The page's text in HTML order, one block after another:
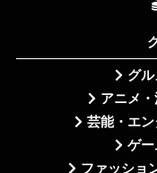
グ
アニメ
芸能・エ
ゲー
ファッショ